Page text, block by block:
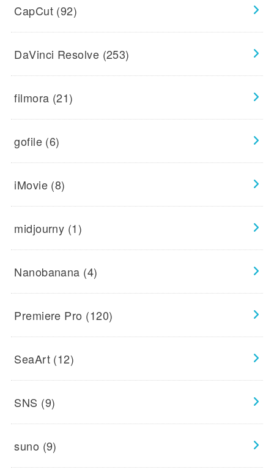
CapCut (92)
DaVinci Resolve (253)
filmora (21)
gofile (6)
iMovie (8)
midjourny (1)
Nanobanana (4)
Premiere Pro (120)
SeaArt (12)
SNS (9)
suno (9)